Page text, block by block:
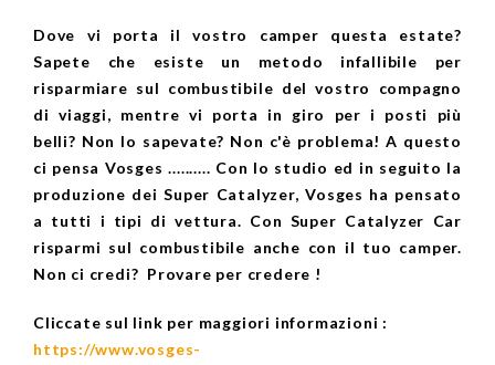
Dove vi porta il vostro camper questa estate?
Sapete che esiste un metodo infallibile per
risparmiare sul combustibile del vostro compagno
di viaggi, mentre vi porta in giro per i posti più
belli? Non lo sapevate? Non c'è problema! A questo
ci pensa Vosges .......... Con lo studio ed in seguito la
produzione dei Super Catalyzer, Vosges ha pensato
a tutti i tipi di vettura. Con Super Catalyzer Car
risparmi sul combustibile anche con il tuo camper.
Non ci credi? Provare per credere !
Cliccate sul link per maggiori informazioni :
https://www.vosges-